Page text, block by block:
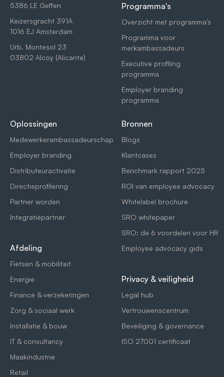
5386 LE Geffen
Keizersgracht 391A
1016 EJ Amsterdam
Urb. Montesol 23
03802 Alcoy (Alicante)
Programma's
Overzicht met programma's
Programma voor
merkambassadeurs
Executive profiling
programma
Employer branding
programma
Oplossingen
Medewerkerambassadeurschap
Employer branding
Distributeuractivatie
Directieprofilering
Partner worden
Integratiepartner
Afdeling
Fietsen & mobiliteit
Energie
Finance & verzekeringen
Zorg & sociaal werk
Installatie & bouw
IT & consultancy
Maakindustrie
Retail
Bronnen
Blogs
Klantcases
Benchmark rapport 2025
ROI van employee advocacy
Whitelabel brochure
SRO whitepaper
SRO: de 6 voordelen voor HR
Employee advocacy gids
Privacy & veiligheid
Legal hub
Vertrouwenscentrum
Beveiliging & governance
ISO 27001 certificaat